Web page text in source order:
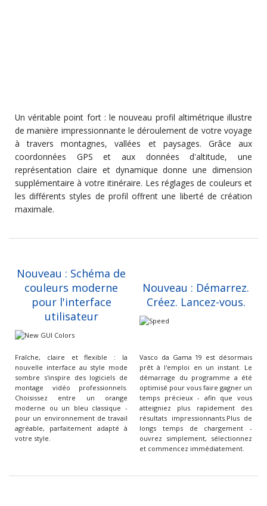
Un véritable point fort : le nouveau profil altimétrique illustre
de manière impressionnante le déroulement de votre voyage
à travers montagnes, vallées et paysages. Grâce aux
coordonnées GPS et aux données d'altitude, une
représentation claire et dynamique donne une dimension
supplémentaire à votre itinéraire. Les réglages de couleurs et
les différents styles de profil offrent une liberté de création
maximale.
Nouveau : Schéma de
couleurs moderne
pour l'interface
utilisateur
Nouveau : Démarrez.
Créez. Lancez-vous.
Fraîche, claire et flexible : la
nouvelle interface au style mode
sombre s'inspire des logiciels de
montage vidéo professionnels.
Choisissez entre un orange
moderne ou un bleu classique -
pour un environnement de travail
agréable, parfaitement adapté à
votre style.
Vasco da Gama 19 est désormais
prêt à l'emploi en un instant. Le
démarrage du programme a été
optimisé pour vous faire gagner un
temps précieux - afin que vous
atteigniez plus rapidement des
résultats impressionnants.Plus de
longs temps de chargement -
ouvrez simplement, sélectionnez
et commencez immédiatement.